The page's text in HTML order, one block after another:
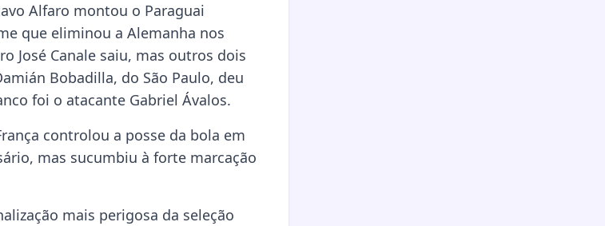
Alfaro montou o Paraguai
que eliminou a Alemanha nos
José Canale saiu, mas outros dois
Bobadilla, do São Paulo, deu
foi o atacante Gabriel Ávalos.
controlou a posse da bola em
mas sucumbiu à forte marcação
mais perigosa da seleção